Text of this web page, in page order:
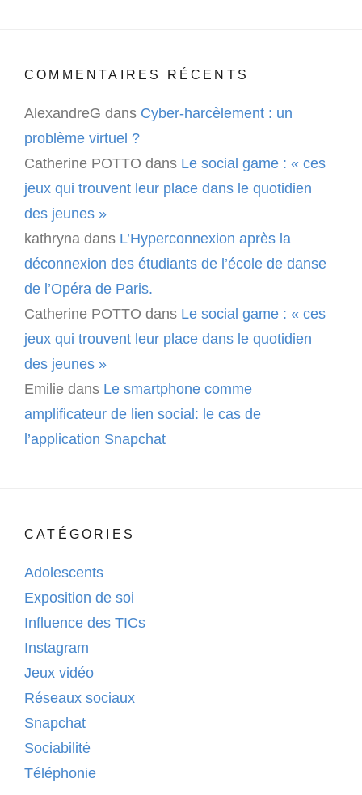
COMMENTAIRES RÉCENTS
AlexandreG dans Cyber-harcèlement : un
problème virtuel ?
Catherine POTTO dans Le social game : « ces
jeux qui trouvent leur place dans le quotidien
des jeunes »
kathryna dans L’Hyperconnexion après la
déconnexion des étudiants de l’école de danse
de l’Opéra de Paris.
Catherine POTTO dans Le social game : « ces
jeux qui trouvent leur place dans le quotidien
des jeunes »
Emilie dans Le smartphone comme
amplificateur de lien social: le cas de
l’application Snapchat
CATÉGORIES
Adolescents
Exposition de soi
Influence des TICs
Instagram
Jeux vidéo
Réseaux sociaux
Snapchat
Sociabilité
Téléphonie